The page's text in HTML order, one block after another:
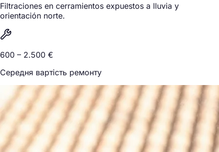
Filtraciones en cerramientos expuestos a lluvia y
orientación norte.
600 – 2.500 €
Середня вартість ремонту